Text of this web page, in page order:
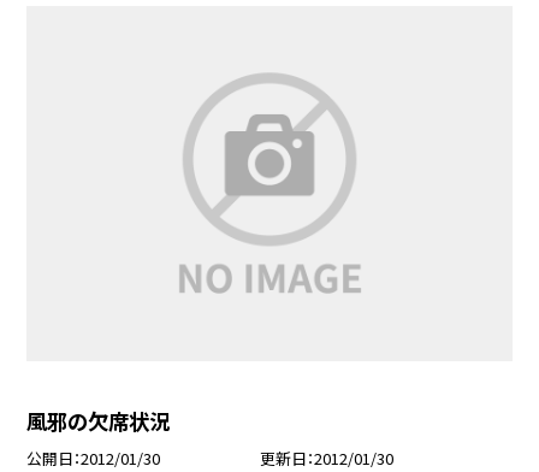
風邪の欠席状況
公開日 2012/01/30 更新日 2012/01/30